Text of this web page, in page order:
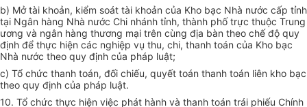
b) Mở tài khoản, kiểm soát tài khoản của Kho bạc Nhà nước cấp tỉnh
tại Ngân hàng Nhà nước Chi nhánh tỉnh, thành phố trực thuộc Trung
ương và ngân hàng thương mại trên cùng địa bàn theo chế độ quy
định để thực hiện các nghiệp vụ thu, chi, thanh toán của Kho bạc
Nhà nước theo quy định của pháp luật;
c) Tổ chức thanh toán, đối chiếu, quyết toán thanh toán liên kho bạc
theo quy định của pháp luật.
10. Tổ chức thực hiện việc phát hành và thanh toán trái phiếu Chính